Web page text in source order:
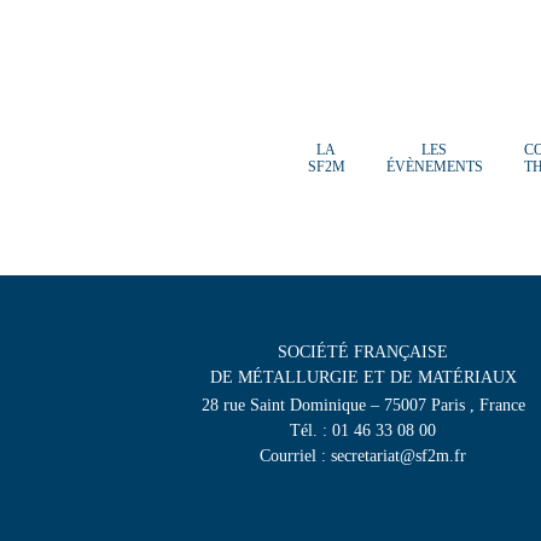
LA
SF2M
LES
ÉVÈNEMENTS
SOCIÉTÉ FRANÇAISE
DE MÉTALLURGIE ET DE MATÉRIAUX
28 rue Saint Dominique – 75007 Paris , France
Tél. : 01 46 33 08 00
Courriel : secretariat@sf2m.fr